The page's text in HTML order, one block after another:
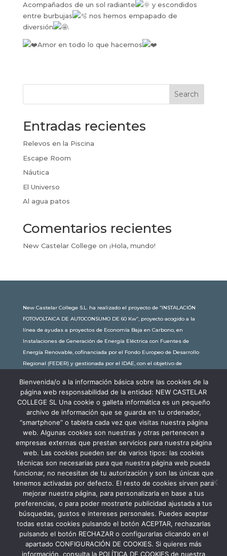
Acompañados de un sol radiante
y escondidos
entre burbujas
nos hemos empapado de
diversión
.
Amor en todo lo que hacemos
Search
Entradas recientes
Relevos en la Piscina
Escape Room
Náutica
El Universo
Al agua patos
Comentarios recientes
New Castelar College on ¡Hola, mundo!
New Castelar College S.L. ha realizado el proyecto de “INSTALACIÓN
FOTOVOLTAICA DE AUTOCONSUMO DE 60 Kw”, proyecto acogido a la
línea de ayudas a proyectos de Economía Baja en Carbono, en
Instalaciones de Generación de Energía Eléctrica con Fuentes de
Energía Renovable, cofinanciada por el Fondo Europeo de Desarrollo
Regional (FEDER) y gestionada por el IDAE, con el objetivo de
subvención de 30.245,63€. Con una potencia instalada de 60kW, la
comunidad educativa de New Castelar ahorra al planeta 34,79
toneladas de CO2 al año, lo que equivale a recorrer 116.677 km en coche
o plantar 116 árboles al año.
Bienvenida/o a la información básica sobre las cookies de la
página web responsabilidad de la entidad: NEW CASTELAR
COLLEGE SL Una cookie o galleta informática es un pequeño
archivo de información que se guarda en tu ordenador,
“smartphone” o tableta cada vez que visitas nuestra página
web. Algunas cookies son nuestras y otras pertenecen a
empresas externas que prestan servicios para nuestra página
web. Las cookies pueden ser de varios tipos: las cookies
técnicas son necesarias para que nuestra página web pueda
funcionar, no necesitan de tu autorización y son las únicas que
tenemos activadas por defecto. El resto de cookies sirven para
mejorar nuestra página, para personalizarla en base a tus
preferencias, o para poder mostrarte publicidad ajustada a tus
búsquedas, gustos e intereses personales. Puedes aceptar
todas estas cookies pulsando el botón ACEPTAR, rechazarlas
pulsando el botón RECHAZAR o configurarlas clicando en el
apartado CONFIGURACIÓN DE COOKIES. Si quieres más
información, consulta la POLÍTICA DE COOKIES de nuestra